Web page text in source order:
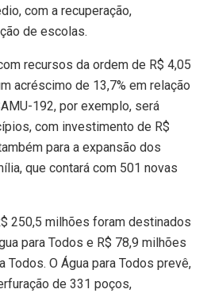
com a recuperação,
de escolas.
recursos da ordem de R$ 4,05
acréscimo de 13,7% em relação
192, por exemplo, será
com investimento de R$
para a expansão dos
que contará com 501 novas
250,5 milhões foram destinados
para Todos e R$ 78,9 milhões
Todos. O Água para Todos prevê,
de 331 poços,